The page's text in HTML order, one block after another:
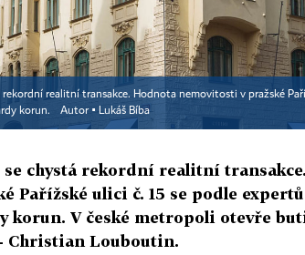
rekordní realitní transakce. Hodnota nemovitosti v pražské
korun.
Autor ▪ Lukáš Bíba
se chystá rekordní realitní
Pařížské ulici č. 15 se podle
korun. V české metropoli otevře
Christian Louboutin.